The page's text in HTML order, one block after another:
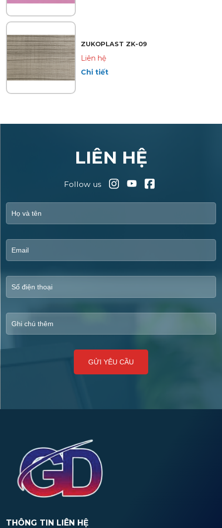
ZUKOPLAST ZK-09
Liên hệ
Chi tiết
LIÊN HỆ
Follow us
THÔNG TIN LIÊN HỆ